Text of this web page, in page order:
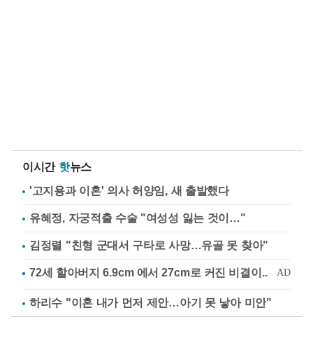
이시간 핫뉴스
'고지용과 이혼' 의사 허양임, 새 출발했다
유혜정, 자궁적출 수술 "여성성 잃는 것이…"
김정렬 "친형 군대서 구타로 사망…유골 못 찾아"
하리수 "이혼 내가 먼저 제안…아기 못 낳아 미안"